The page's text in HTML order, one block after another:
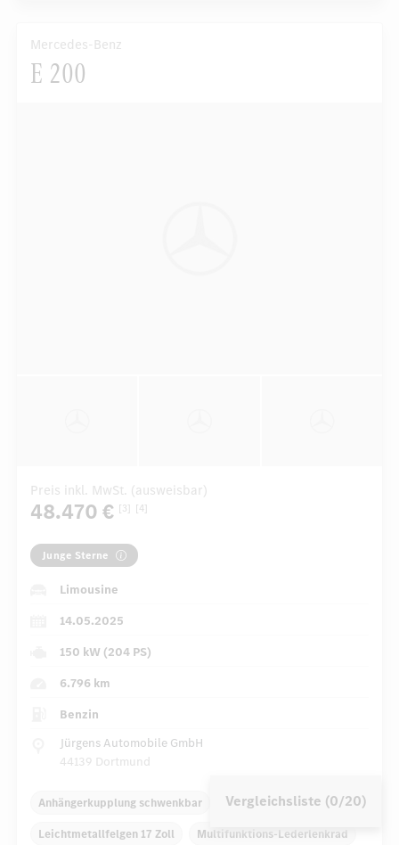
Mercedes-Benz
E 200
Preis inkl. MwSt. (ausweisbar)
48.470 € [3] [4]
Junge Sterne
Limousine
14.05.2025
150 kW (204 PS)
6.796 km
Benzin
Jürgens Automobile GmbH
44139 Dortmund
Anhängerkupplung schwenkbar
Leichtmetallfelgen 17 Zoll Multifunktions-Lederlenkrad
Vergleichsliste (0/20)